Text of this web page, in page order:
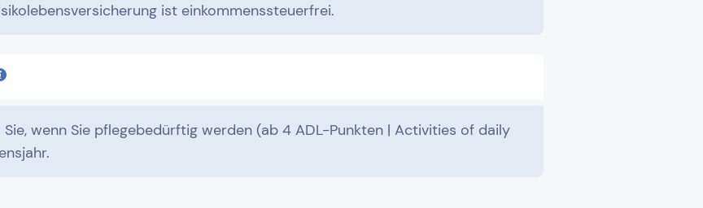
ist einkommenssteuerfrei.
wenn Sie pflegebedürftig werden (ab 4 ADL-Punkten | Activities of daily